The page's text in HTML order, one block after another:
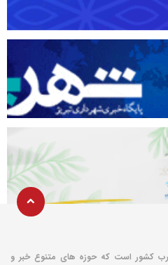
کشور است که حوزه های متنوع خبر و